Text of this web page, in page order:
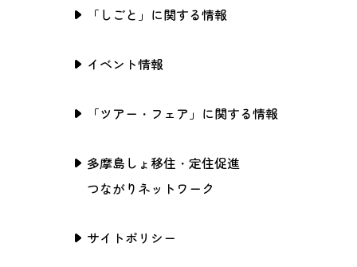
「しごと」に関する情報
イベント情報
「ツアー・フェア」に関する情報
多摩島しょ移住・定住促進
つながりネットワーク
サイトポリシー